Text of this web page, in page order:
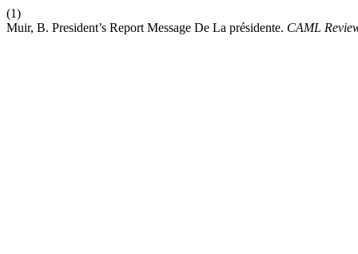
(1)
Muir, B. President’s Report Message De La présidente. CAML